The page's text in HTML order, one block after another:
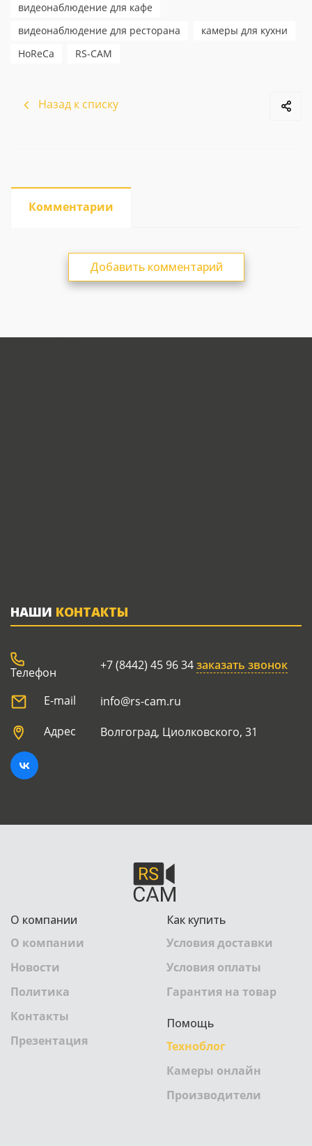
видеонаблюдение для кафе
видеонаблюдение для ресторана
камеры для кухни
HoReCa
RS-CAM
Назад к списку
Комментарии
Добавить комментарий
НАШИ КОНТАКТЫ
Телефон +7 (8442) 45 96 34заказать звонок
E-mail
info@rs-cam.ru
Адрес
Волгоград, Циолковского, 31
О компании
О компании
Новости
Политика
Контакты
Презентация
Как купить
Условия доставки
Условия оплаты
Гарантия на товар
Помощь
Техноблог
Камеры онлайн
Производители